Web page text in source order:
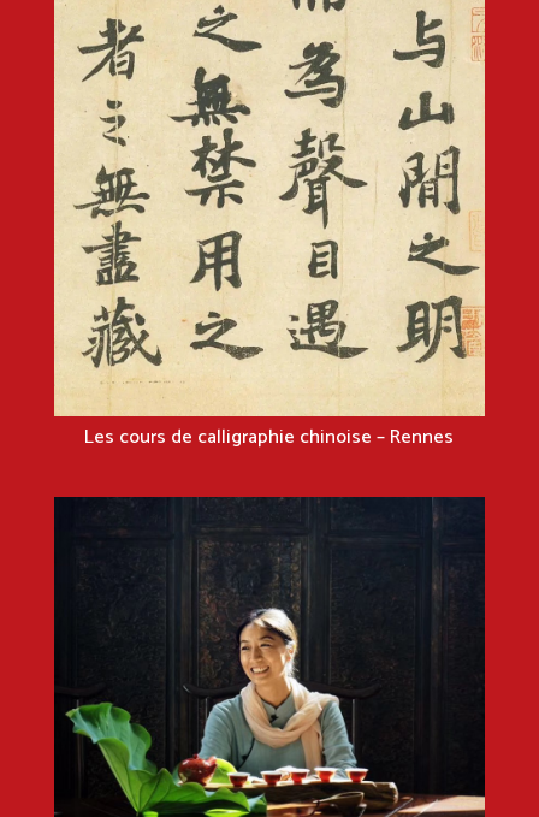
Les cours de calligraphie chinoise – Rennes